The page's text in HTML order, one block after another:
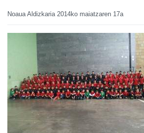
Noaua Aldizkaria 2014ko maiatzaren 17a